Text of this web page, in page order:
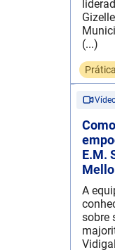
(...)
E.M.
Mello
A
sobre